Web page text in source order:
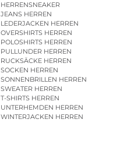
HERRENSNEAKER
JEANS HERREN
LEDERJACKEN HERREN
OVERSHIRTS HERREN
POLOSHIRTS HERREN
PULLUNDER HERREN
RUCKSÄCKE HERREN
SOCKEN HERREN
SONNENBRILLEN HERREN
SWEATER HERREN
T-SHIRTS HERREN
UNTERHEMDEN HERREN
WINTERJACKEN HERREN